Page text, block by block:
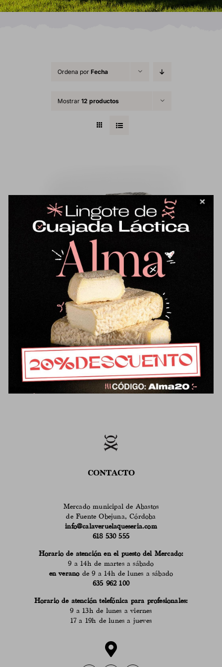
Ordena por Fecha
Mostrar 12 productos
Mantequilla
16,87€
CONTACTO
Mercado municipal de Abastos
de Fuente Obejuna, Córdoba
info@calaveruelaqueseria.com
618 530 555
Horario de atención en el puesto del Mercado:
9 a 14h de martes a sábado
en veranode 9 a 14h de lunes a sábado
635 962 100
Horario de atención telefónica para profesionales:
9 a 13h de lunes a viernes
17 a 19h de lunes a jueves